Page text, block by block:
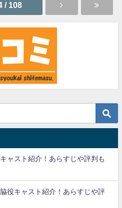
/ 108
ャスト紹介！あらすじや評判も
役キャスト紹介！あらすじや評